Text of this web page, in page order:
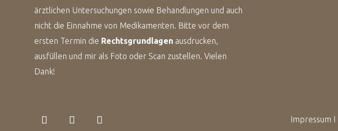
ärztlichen Untersuchungen sowie Behandlungen und auch
nicht die Einnahme von Medikamenten. Bitte vor dem
ersten Termin die Rechtsgrundlagen ausdrucken,
ausfüllen und mir als Foto oder Scan zustellen. Vielen
Dank!
Impressum I